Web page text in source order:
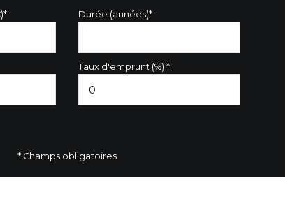
Durée (années)*
Taux d'emprunt (%) *
* Champs obligatoires